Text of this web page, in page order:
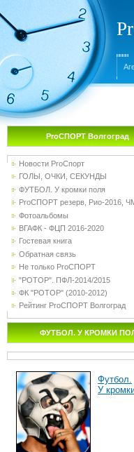
ProСПОРТ Волгоград
Новости ProСпорт
ГОЛЫ, ОЧКИ, СЕКУНДЫ
ФУТБОЛ. У кромки поля
ProСПОРТ резерв, Рио-2016,
Фотоальбомы
ВГАФК - ФЦП 2016-2020
Гостевая книга
Обратная связь
Не только ProСПОРТ
"РОТОР". ПФЛ-2014/2015
ФК "РОТОР" (2010-2012)
Рейтинг ProСПОРТ Волгоград
ФУТБОЛ. У КРОМКИ
Футбол.
У